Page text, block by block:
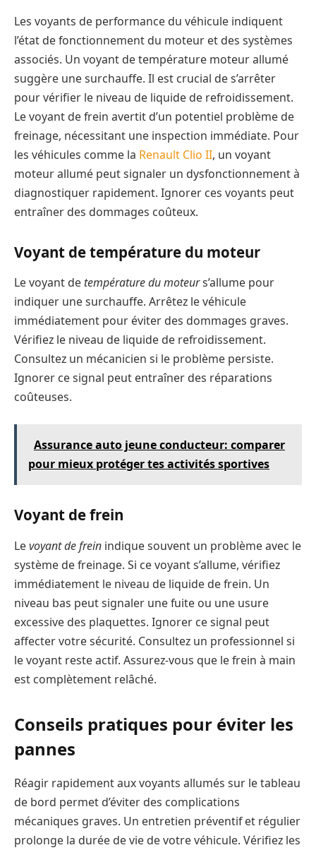
Les voyants de performance du véhicule indiquent
l’état de fonctionnement du moteur et des systèmes
associés. Un voyant de température moteur allumé
suggère une surchauffe. Il est crucial de s’arrêter
pour vérifier le niveau de liquide de refroidissement.
Le voyant de frein avertit d’un potentiel problème de
freinage, nécessitant une inspection immédiate. Pour
les véhicules comme la Renault Clio II, un voyant
moteur allumé peut signaler un dysfonctionnement à
diagnostiquer rapidement. Ignorer ces voyants peut
entraîner des dommages coûteux.
Voyant de température du moteur
Le voyant de température du moteurs’allume pour
indiquer une surchauffe. Arrêtez le véhicule
immédiatement pour éviter des dommages graves.
Vérifiez le niveau de liquide de refroidissement.
Consultez un mécanicien si le problème persiste.
Ignorer ce signal peut entraîner des réparations
coûteuses.
Assurance auto jeune conducteur: comparer
pour mieux protéger tes activités sportives
Voyant de frein
Levoyant de frein indique souvent un problème avec le
système de freinage. Si ce voyant s’allume, vérifiez
immédiatement le niveau de liquide de frein. Un
niveau bas peut signaler une fuite ou une usure
excessive des plaquettes. Ignorer ce signal peut
affecter votre sécurité. Consultez un professionnel si
le voyant reste actif. Assurez-vous que le frein à main
est complètement relâché.
Conseils pratiques pour éviter les
pannes
Réagir rapidement aux voyants allumés sur le tableau
de bord permet d’éviter des complications
mécaniques graves. Un entretien préventif et régulier
prolonge la durée de vie de votre véhicule. Vérifiez les